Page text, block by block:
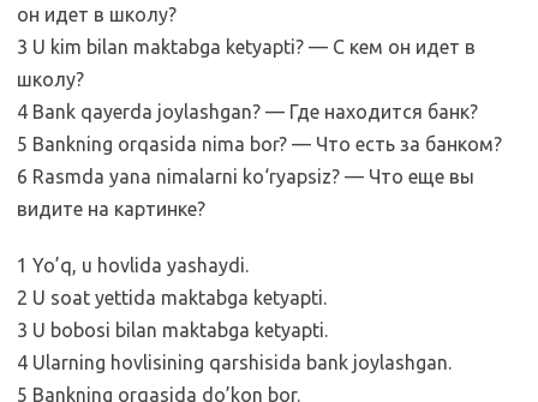
он идет в школу?
3 U kim bilan maktabga ketyapti? — С кем он идет в
школу?
4 Bank qayerda joylashgan? — Где находится банк?
5 Bankning orqasida nima bor? — Что есть за банком?
6 Rasmda yana nimalarni ko‘ryapsiz? — Что еще вы
видите на картинке?
1 Yo’q, u hovlida yashaydi.
2 U soat yettida maktabga ketyapti.
3 U bobosi bilan maktabga ketyapti.
4 Ularning hovlisining qarshisida bank joylashgan.
5 Bankning orqasida do’kon bor.